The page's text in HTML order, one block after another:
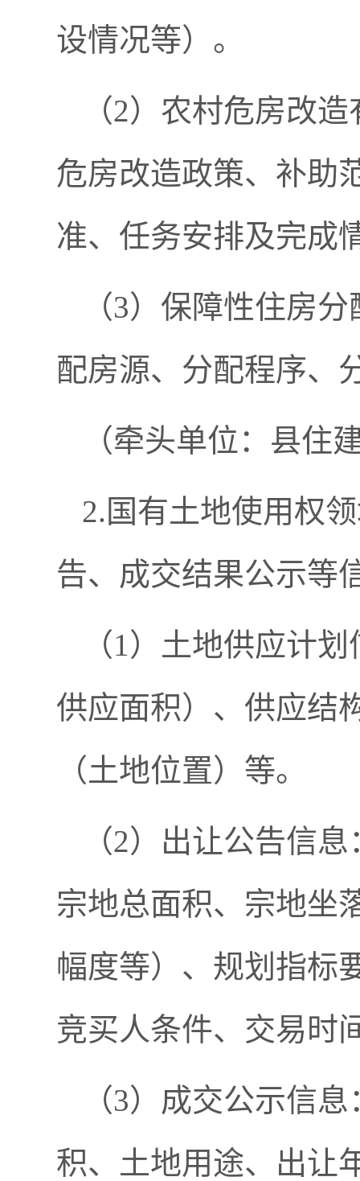
设情况等）。
（2）农村危房改
危房改造政策、补助
准、任务安排及完成
（3）保障性住房
配房源、分配程序、
（牵头单位：县住
2.国有土地使用权
告、成交结果公示等
（1）土地供应计
供应面积）、供应结
（土地位置）等。
（2）出让公告信
宗地总面积、宗地坐
幅度等）、规划指标
竞买人条件、交易时
（3）成交公示信
积、土地用途、出让